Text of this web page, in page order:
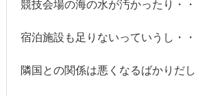
競技会場の海の水が汚かったり・・
宿泊施設も足りないっていうし・・
隣国との関係は悪くなるばかりだし